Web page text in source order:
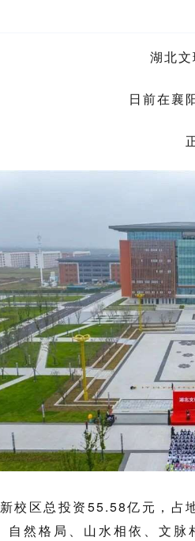
湖北
日前在襄
新校区总投资55.58亿元，占
自然格局、山水相依、文